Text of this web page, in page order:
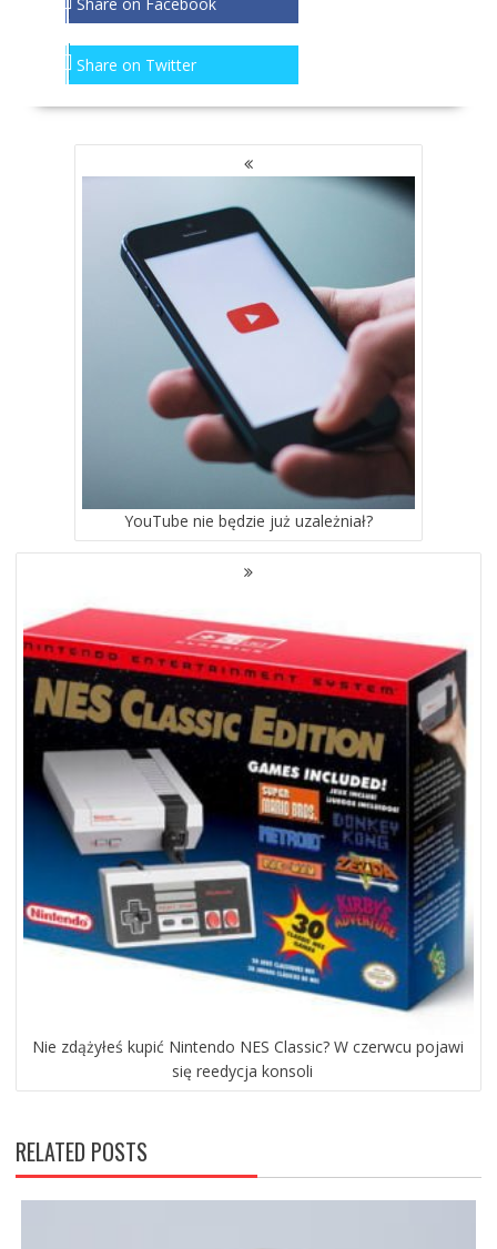
Share on Twitter
NAWIGACJA
YouTube nie będzie już uzależniał?
Nie zdążyłeś kupić Nintendo NES Classic? W czerwcu pojawi
się reedycja konsoli
RELATED POSTS